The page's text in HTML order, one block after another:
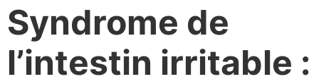
Syndrome de
l’intestin irritable :